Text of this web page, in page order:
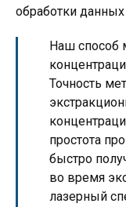
обработки
Наш способ
Точность
простота
быстро
во время
лазерный